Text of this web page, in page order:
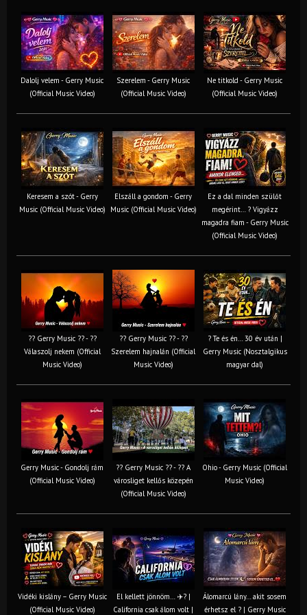
Dalolj velem - Gerry Music
(Official Music Video)
Szerelem - Gerry Music
(Official Music Video)
Ne titkold - Gerry Music
(Official Music Video)
Keresem a szót - Gerry
Music (Official Music Video)
Elszáll a gondom - Gerry
Music (Official Music Video)
Ez a dal minden szülőt
megérint… ? Vigyázz
magadra fiam - Gerry Music
(Official Music Video)
?? Gerry Music ?? - ??
Válaszolj nekem (Official
Music Video)
?? Gerry Music ?? - ??
Szerelem hajnalán (Official
Music Video)
? Te és én… 30 év után |
Gerry Music (Nosztalgikus
magyar dal)
Gerry Music - Gondolj rám
(Official Music Video)
?? Gerry Music ?? - ?? A
városliget kellős közepén
(Official Music Video)
Ohio - Gerry Music (Official
Music Video)
Vidéki kislány – Gerry Music
(Official Music Video)
El kellett jönnöm… ✈️? |
California csak álom volt |
Álomarcú lány… akit sosem
érhetsz el ? | Gerry Music